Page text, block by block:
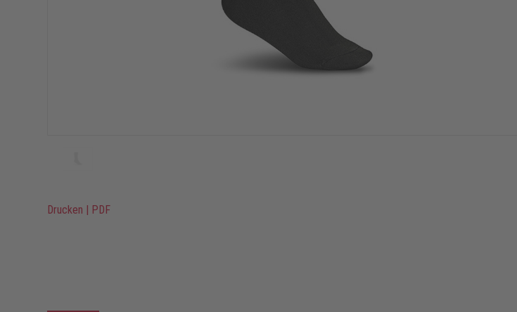
Drucken | PDF